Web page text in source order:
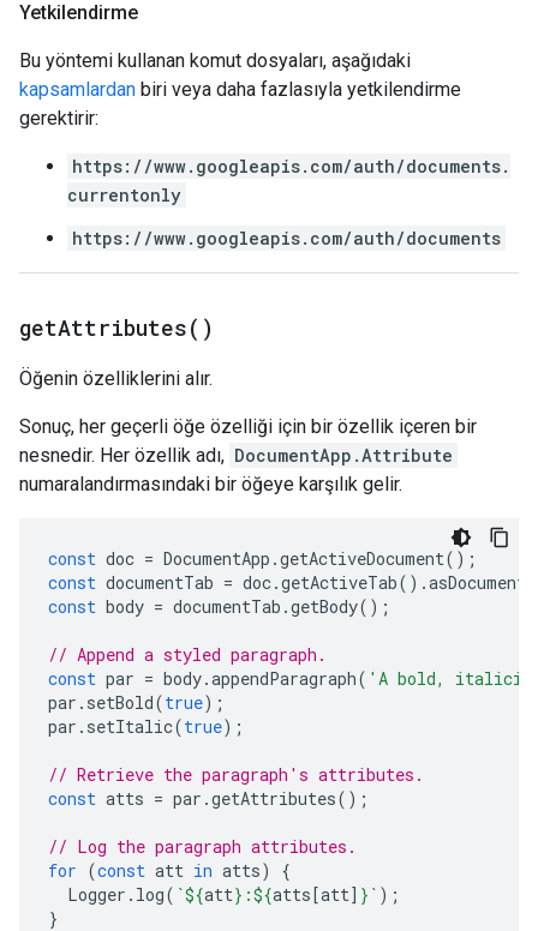
Yetkilendirme
Bu yöntemi kullanan komut dosyaları, aşağıdaki
kapsamlardan biri veya daha fazlasıyla yetkilendirme
gerektirir:
https://www.googleapis.com/auth/documents.
currentonly
https://www.googleapis.com/auth/documents
getAttributes( )
Öğenin özelliklerini alır.
Sonuç, her geçerli öğe özelliği için bir özellik içeren bir
nesnedir. Her özellik adı, DocumentApp.Attribute
numaralandırmasındaki bir öğeye karşılık gelir.
const doc = DocumentApp .getActiveDocument();
const documentTab = doc.getActiveTab().
const body = documentTab .getBody();
// Append a styled paragraph.
const par = body.appendParagraph( 'A bold,
par . setBold(true);
par . setItalic(true);
// Retrieve the paragraph's attributes.
const atts = par .getAttributes();
// Log the paragraph attributes.
for (const att in atts)
{
Logger . log( `${att} :${atts[att] } ` );
}